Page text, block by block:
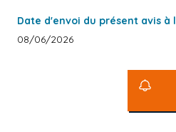
Date d'envoi du présent avis à
08/06/2026